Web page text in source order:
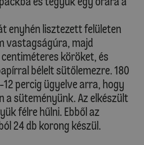
enyhén lisztezett felületen
vastagságúra, majd
köröket, és
bélelt sütőlemezre. 180
percig ügyelve arra, hogy
a süteményünk. Az elkészült
félre hűlni. Ebből az
24 db korong készül.